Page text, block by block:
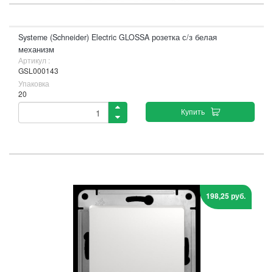
Systeme (Schneider) Electric GLOSSA розетка с/з белая
механизм
Артикул :
GSL000143
Упаковка
20
Купить
198,25 руб.